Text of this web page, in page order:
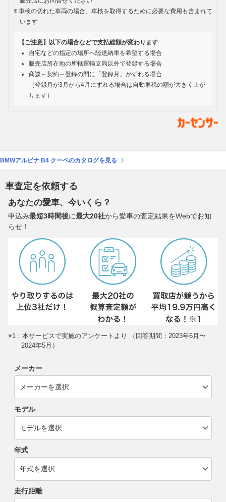
車検の切れた車両の場合、車検を取得するために必要な費用も含まれて
います
【ご注意】以下の場合などで支払総額が変わります
自宅などの指定の場所へ陸送納車を希望する場合
販売店所在地の所轄運輸支局以外で登録する場合
商談～契約～登録の間に「登録月」がずれる場合
（登録月が3月から4月にずれる場合は自動車税の額が大きく上が
ります）
BMWアルピナ B4 クーペのカタログを見る
車査定を依頼する
あなたの愛車、今いくら？
申込み最短3時間後に最大20社から愛車の査定結果をWebでお知
らせ！
※1：本サービスで実施のアンケートより （回答期間：2023年6月〜
2024年5月）
メーカー
モデル
年式
走行距離